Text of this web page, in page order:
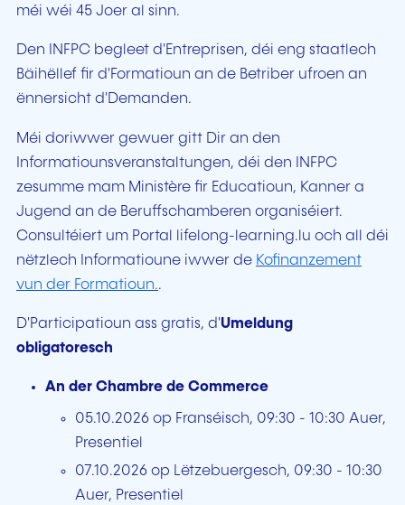
méi wéi 45 Joer al sinn.
Den INFPC begleet d'Entreprisen, déi eng staatlech
Bäihëllef fir d'Formatioun an de Betriber ufroen an
ënnersicht d'Demanden.
Méi doriwwer gewuer gitt Dir an den
Informatiounsveranstaltungen, déi den INFPC
zesumme mam Ministère fir Educatioun, Kanner a
Jugend an de Beruffschamberen organiséiert.
Consultéiert um Portal lifelong-learning.lu och all déi
nëtzlech Informatioune iwwer de Kofinanzement
vun der Formatioun..
D'Participatioun ass gratis, d'Umeldung
obligatoresch
An der Chambre de Commerce
05.10.2026 op Franséisch, 09:30 - 10:30 Auer,
Presentiel
07.10.2026 op Lëtzebuergesch, 09:30 - 10:30
Auer, Presentiel